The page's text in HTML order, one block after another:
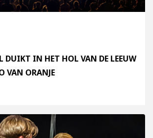
DUIKT IN HET HOL VAN DE LEEUW
VAN ORANJE